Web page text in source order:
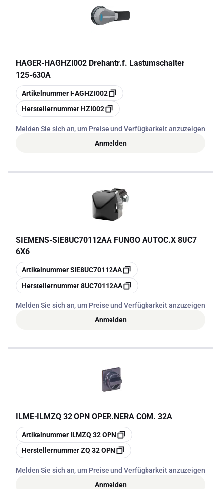
HAGER-HAGHZI002 Drehantr.f. Lastumschalter
125-630A
Kopieren
ArtikelnummerHAGHZI002
Kopieren
HerstellernummerHZI002
Melden Sie sich an, um Preise und Verfügbarkeit anzuzeigen
Anmelden
SIEMENS-SIE8UC70112AA FUNGO AUTOC.X 8UC7
6X6
Kopieren
ArtikelnummerSIE8UC70112AA
Kopieren
Herstellernummer8UC70112AA
Melden Sie sich an, um Preise und Verfügbarkeit anzuzeigen
Anmelden
ILME-ILMZQ 32 OPN OPER.NERA COM. 32A
Kopieren
Artikelnummer ILMZQ 32 OPN
Kopieren
HerstellernummerZQ 32 OPN
Melden Sie sich an, um Preise und Verfügbarkeit anzuzeigen
Anmelden